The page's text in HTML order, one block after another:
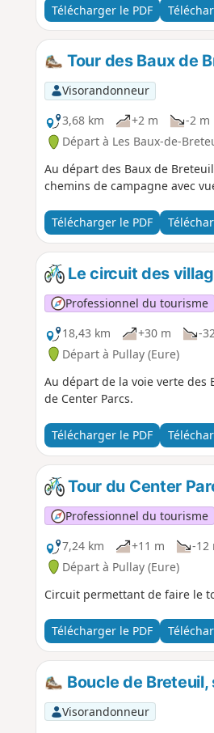
Télécharger le PDF
Tour des Baux de
Visorandonneur
3,68 km
+2 m -2 m
Départ à Les Baux-de-
Au départ des Baux de
chemins de campagne avec
Télécharger le PDF
Le circuit des
Professionnel du tourisme
18,43 km
+30 m -
Départ à Pullay (Eure)
Au départ de la voie verte des
de Center Parcs.
Télécharger le PDF
Tour du Center
Professionnel du tourisme
7,24 km
+11 m -12
Départ à Pullay (Eure)
Circuit permettant de faire le
Télécharger le PDF
Boucle de
Visorandonneur